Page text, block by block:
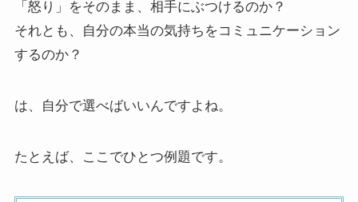
「怒り」をそのまま、相手にぶつけるのか？
それとも、自分の本当の気持ちをコミュニケーション
するのか？
は、自分で選べばいいんですよね。
たとえば、ここでひとつ例題です。